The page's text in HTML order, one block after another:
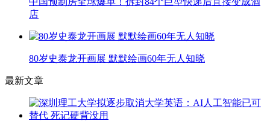
店
80岁史泰龙开画展 默默绘画60年无人知晓
最新文章